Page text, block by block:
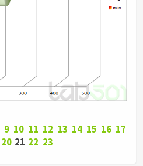
9 10 11 12 13 14 15 16 17
20 21 22 23